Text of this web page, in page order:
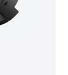
VIVE